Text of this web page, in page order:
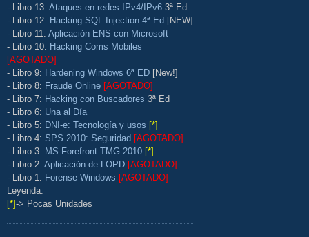
- Libro 13: Ataques en redes IPv4/IPv6 3ª Ed
- Libro 12: Hacking SQL Injection 4ª Ed [NEW]
- Libro 11: Aplicación ENS con Microsoft
- Libro 10: Hacking Coms Mobiles
[AGOTADO]
- Libro 9: Hardening Windows 6ª ED [New!]
- Libro 8: Fraude Online [AGOTADO]
- Libro 7: Hacking con Buscadores 3ª Ed
- Libro 6: Una al Día
- Libro 5: DNI-e: Tecnología y usos [*]
- Libro 4: SPS 2010: Seguridad [AGOTADO]
- Libro 3: MS Forefront TMG 2010 [*]
- Libro 2: Aplicación de LOPD [AGOTADO]
- Libro 1: Forense Windows [AGOTADO]
Leyenda:
[*]-> Pocas Unidades